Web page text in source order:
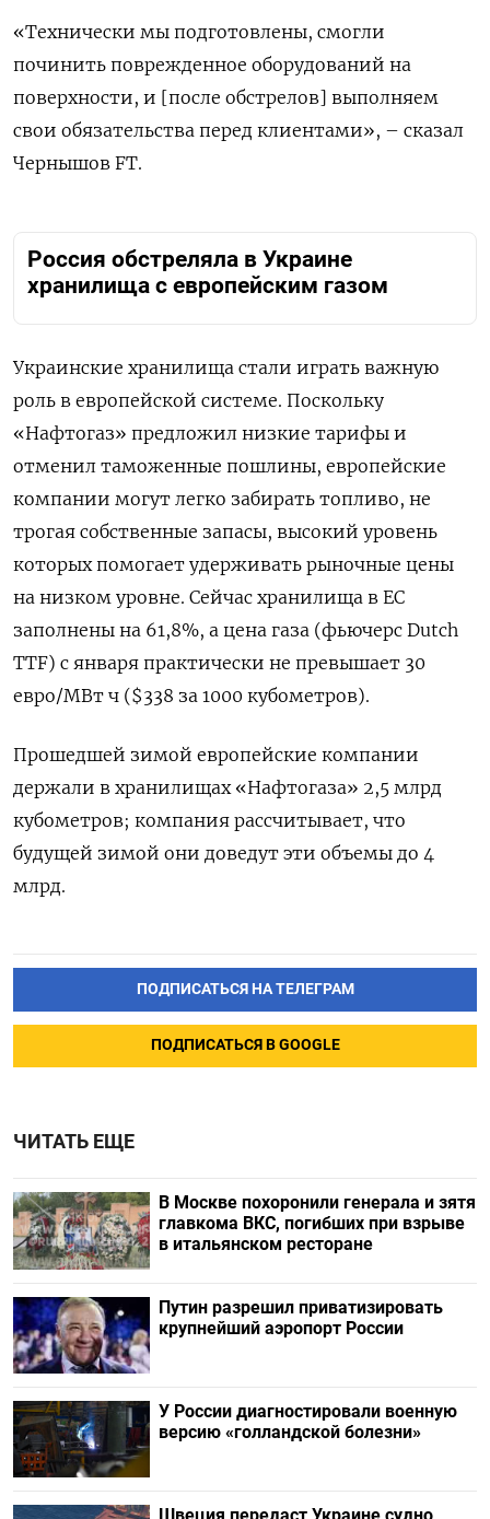
«Технически мы подготовлены, смогли
починить поврежденное оборудований на
поверхности, и [после обстрелов] выполняем
свои обязательства перед клиентами», – сказал
Чернышов FT.
Россия обстреляла в Украине
хранилища с европейским газом
Украинские хранилища стали играть важную
роль в европейской системе. Поскольку
«Нафтогаз» предложил низкие тарифы и
отменил таможенные пошлины, европейские
компании могут легко забирать топливо, не
трогая собственные запасы, высокий уровень
которых помогает удерживать рыночные цены
на низком уровне. Сейчас хранилища в ЕС
заполнены на 61,8%, а цена газа (фьючерс Dutch
TTF) с января практически не превышает 30
евро/МВт ч ($338 за 1000 кубометров).
Прошедшей зимой европейские компании
держали в хранилищах «Нафтогаза» 2,5 млрд
кубометров; компания рассчитывает, что
будущей зимой они доведут эти объемы до 4
млрд.
ПОДПИСАТЬСЯ НА ТЕЛЕГРАМ
ПОДПИСАТЬСЯ В GOOGLE
ЧИТАТЬ ЕЩЕ
В Москве похоронили генерала и зятя
главкома ВКС, погибших при взрыве
в итальянском ресторане
Путин разрешил приватизировать
крупнейший аэропорт России
У России диагностировали военную
версию «голландской болезни»